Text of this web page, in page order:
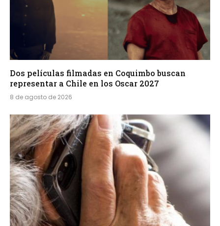
Dos películas filmadas en Coquimbo buscan
representar a Chile en los Oscar 2027
8 de agosto de 2026